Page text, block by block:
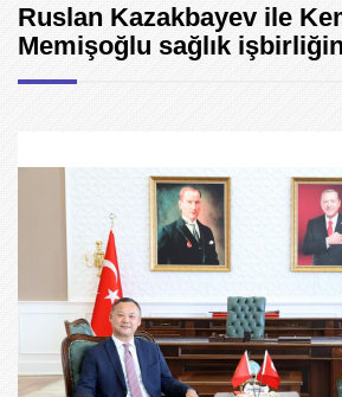
Ruslan Kazakbayev ile
Memişoğlu sağlık